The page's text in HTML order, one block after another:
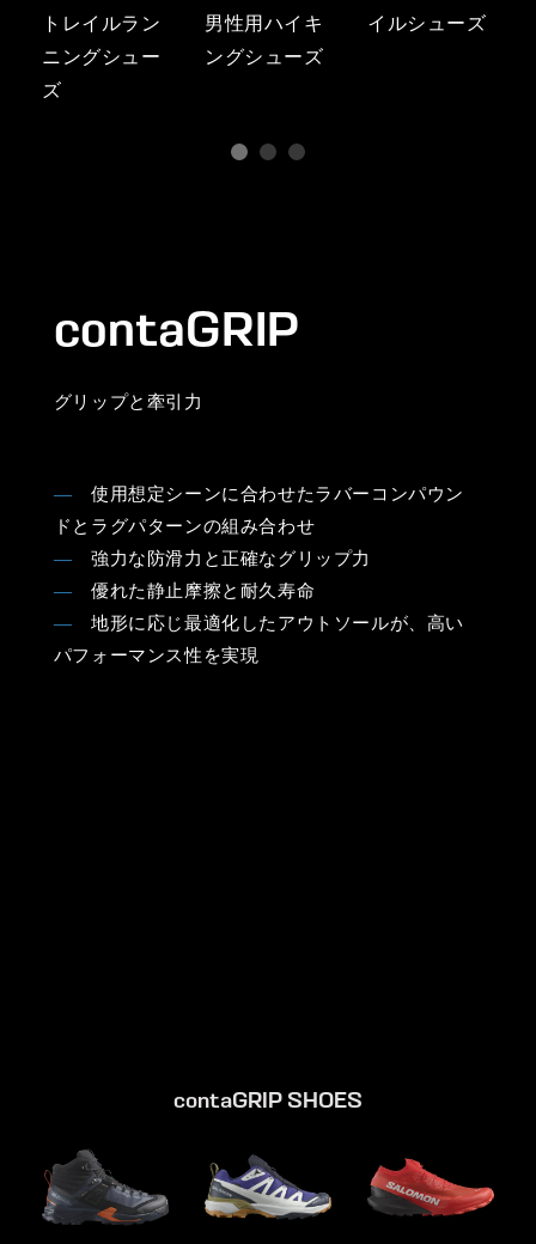
トレイルラン
ニングシュー
ズ
男性用ハイキ
ングシューズ
イルシューズ
contaGRIP
グリップと牽引力
― 使用想定シーンに合わせたラバーコンパウン
ドとラグパターンの組み合わせ
― 強力な防滑力と正確なグリップ力
― 優れた静止摩擦と耐久寿命
― 地形に応じ最適化したアウトソールが、高い
パフォーマンス性を実現
contaGRIP SHOES